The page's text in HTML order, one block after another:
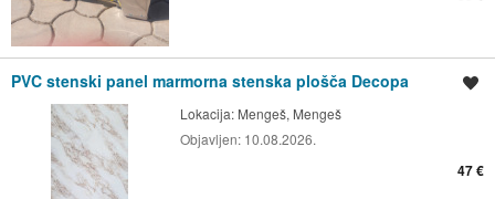
PVC stenski panel marmorna stenska plošča Decopa
Lokacija: Mengeš, Mengeš
Objavljen: 10.08.2026.
47 €